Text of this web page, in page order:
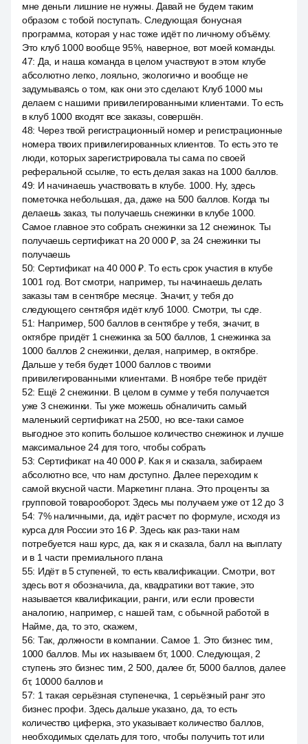
мне деньги лишние не нужны. Давай не будем таким
образом с тобой поступать. Следующая бонусная
программа, которая у нас тоже идёт по личному объёму.
Это клуб 1000 вообще 95%, наверное, вот моей команды.
47: Да, и наша команда в целом участвуют в этом клубе
абсолютно легко, лояльно, экологично и вообще не
задумываясь о том, как они это сделают. Клуб 1000 мы
делаем с нашими привилегированными клиентами. То есть
в клуб 1000 входят все заказы, совершён.
48: Через твой регистрационный номер и регистрационные
номера твоих привилегированных клиентов. То есть это те
люди, которых зарегистрировала ты сама по своей
реферальной ссылке, то есть делая заказ на 1000 баллов.
49: И начинаешь участвовать в клубе. 1000. Ну, здесь
пометочка небольшая, да, даже на 500 баллов. Когда ты
делаешь заказ, ты получаешь снежинки в клубе 1000.
Самое главное это собрать снежинки за 12 снежинок. Ты
получаешь сертификат на 20 000 ₽, за 24 снежинки ты
получаешь
50: Сертификат на 40 000 ₽. То есть срок участия в клубе
1001 год. Вот смотри, например, ты начинаешь делать
заказы там в сентябре месяце. Значит, у тебя до
следующего сентября идёт клуб 1000. Смотри, ты сде.
51: Например, 500 баллов в сентябре у тебя, значит, в
октябре придёт 1 снежинка за 500 баллов, 1 снежинка за
1000 баллов 2 снежинки, делая, например, в октябре.
Дальше у тебя будет 1000 баллов с твоими
привилегированными клиентами. В ноябре тебе придёт
52: Ещё 2 снежинки. В целом в сумме у тебя получается
уже 3 снежинки. Ты уже можешь обналичить самый
маленький сертификат на 2500, но все-таки самое
выгодное это копить большое количество снежинок и лучше
максимальное 24 для того, чтобы собрать
53: Сертификат на 40 000 ₽. Как я и сказала, забираем
абсолютно все, что нам доступно. Далее переходим к
самой вкусной части. Маркетинг плана. Это проценты за
групповой товарооборот. Здесь мы получаем уже от 12 до 3
54: 7% наличными, да, идёт расчет по формуле, исходя из
курса для России это 16 ₽. Здесь как раз-таки нам
потребуется наш курс, да, как я и сказала, балл на выплату
и в 1 части премиального плана
55: Идёт в 5 ступеней, то есть квалификации. Смотри, вот
здесь вот я обозначила, да, квадратики вот такие, это
называется квалификации, ранги, или если провести
аналогию, например, с нашей там, с обычной работой в
Найме, да, то это, скажем,
56: Так, должности в компании. Самое 1. Это бизнес тим,
1000 баллов. Мы их называем бт, 1000. Следующая, 2
ступень это бизнес тим, 2 500, далее бт, 5000 баллов, далее
бт, 10000 баллов и
57: 1 такая серьёзная ступенечка, 1 серьёзный ранг это
бизнес профи. Здесь дальше указано, да, то есть
количество циферка, это указывает количество баллов,
необходимых сделать для того, чтобы получить тот или